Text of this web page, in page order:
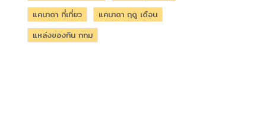
แคนาดา ที่เที่ยว
แคนาดา ฤดู เดือน
แหล่งของกิน กทม